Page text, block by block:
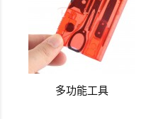
多功能工具